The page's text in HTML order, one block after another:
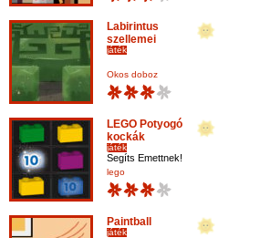
Labirintus
szellemei
játék
Okos doboz
LEGO Potyogó
kockák
játék
Segíts Emettnek!
lego
Paintball
játék